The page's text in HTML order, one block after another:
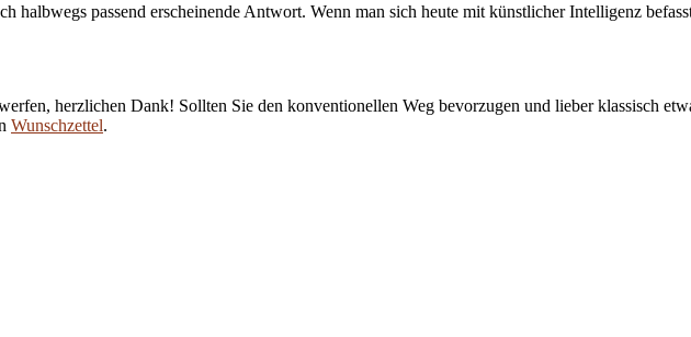
halbwegs passend erscheinende Antwort. Wenn man sich heute mit künstlicher Intelligenz
herzlichen Dank! Sollten Sie den konventionellen Weg bevorzugen und lieber klassisch
Wunschzettel.